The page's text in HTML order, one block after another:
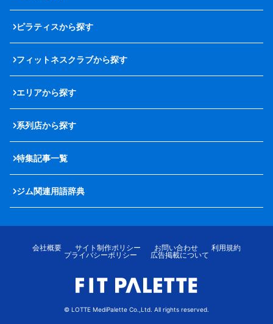
ピラティスから探す
フィットネスクラブから探す
エリアから探す
系列店から探す
特集記事一覧
ジム関連用語辞典
会社概要 サイト制作ポリシー お問い合わせ
利用規約
プライバシーポリシー
広告掲載について
© LOTTE MediPalette Co.,Ltd. All rights reserved.